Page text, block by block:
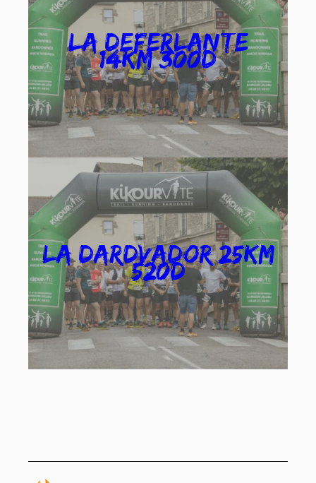
La deferlante
14km 300D
La dardvador 25km
520d